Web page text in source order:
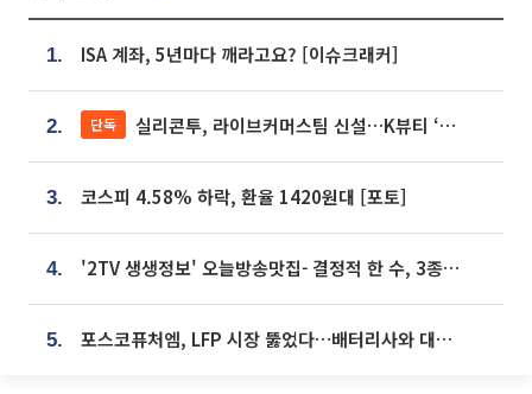
1. ISA 계좌, 5년마다 깨라고요? [이슈크래커]
2. 단독 실리콘투, 라이브커머스팀 신설…K뷰티 ‘글로벌 판매망’ 확대[K뷰티 라방戰]
3. 코스피 4.58% 하락, 환율 1420원대 [포토]
4. '2TV 생생정보' 오늘방송맛집- 결정적 한 수, 3종 메밀면! 메밀 소바 맛집 '의○○○○'
5. 포스코퓨처엠, LFP 시장 뚫었다…배터리사와 대규모 장기 공급 합의